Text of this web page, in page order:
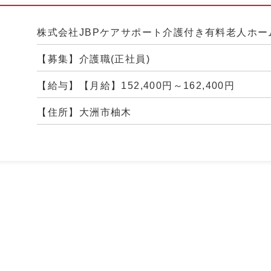
株式会社JBPケアサポート介護付き有料老人ホ
【募集】介護職(正社員)
【給与】【月給】152,400円～162,400円
【住所】大洲市柚木